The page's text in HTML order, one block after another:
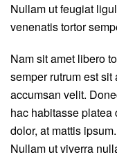
Nullam ut feugiat
venenatis tortor
Nam sit amet libero
semper rutrum est
accumsan velit.
hac habitasse
dolor, at mattis
Nullam ut viverra